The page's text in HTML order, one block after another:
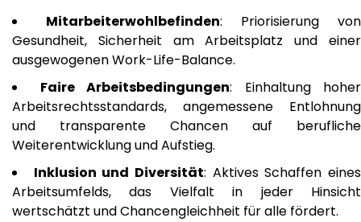
Mitarbeiterwohlbefinden: Priorisierung von
Gesundheit, Sicherheit am Arbeitsplatz und einer
ausgewogenen Work-Life-Balance.
Faire Arbeitsbedingungen: Einhaltung hoher
Arbeitsrechtsstandards, angemessene Entlohnung
und transparente Chancen auf berufliche
Weiterentwicklung und Aufstieg.
Inklusion und Diversität: Aktives Schaffen eines
Arbeitsumfelds, das Vielfalt in jeder Hinsicht
wertschätzt und Chancengleichheit für alle fördert.